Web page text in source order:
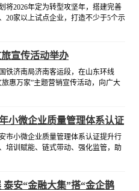
将2026年定为转型攻坚年，搭建完善
20家以上试点企业，打造不少于5个示
宣传活动举办
铁济南局济南客运段，在山东环线
惠万家”主题营销宣传活动，向广大
产品，全方位展示泰山文旅风采。
小微企业质量管理体系认证
市小微企业质量管理体系认证提升行
培训赋能、链式带动、强化监管，助
安“金融大集”搭“金企鹊